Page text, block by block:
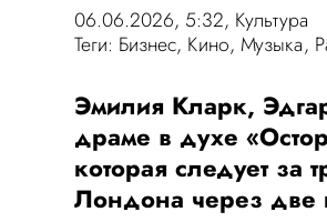
06.06.2026, 5:32, Культура
Теги: Бизнес, Кино,Музыка,
Эмилия Кларк,
драме в духе
которая следует за
Лондона через две